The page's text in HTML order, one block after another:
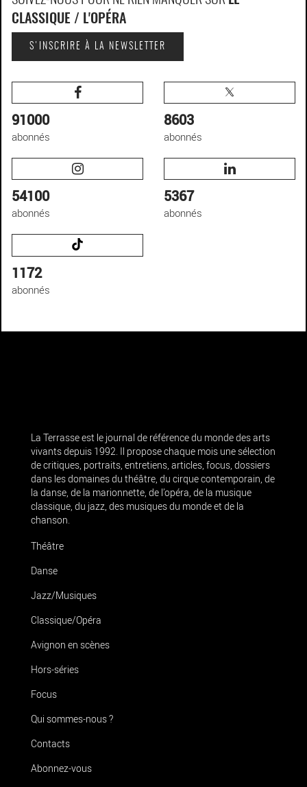
CLASSIQUE / L'OPÉRA
S'INSCRIRE À LA NEWSLETTER
91000
abonnés
8603
abonnés
54100
abonnés
5367
abonnés
1172
abonnés
La Terrasse est le journal de référence du monde des arts
vivants depuis 1992. Il propose chaque mois une sélection
de critiques, portraits, entretiens, articles, focus, dossiers
dans les domaines du théâtre, du cirque contemporain, de
la danse, de la marionnette, de l’opéra, de la musique
classique, du jazz, des musiques du monde et de la
chanson.
Théâtre
Danse
Jazz/Musiques
Classique/Opéra
Avignon en scènes
Hors-séries
Focus
Qui sommes-nous ?
Contacts
Abonnez-vous